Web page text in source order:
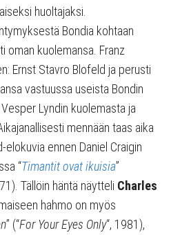
huoltajaksi.
Bondia kohtaan
oman kuolemansa. Franz
Ernst Stavro Blofeld ja perusti
vastuussa useista Bondin
Lyndin kuolemasta ja
mennään taas aika
ennen Daniel Craigin
“Timantit ovat ikuisia”
Tällöin häntä näytteli Charles
hahmo on myös
” (“For Your Eyes Only“, 1981),